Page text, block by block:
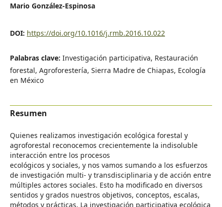
Mario González-Espinosa
DOI: https://doi.org/10.1016/j.rmb.2016.10.022
Palabras clave: Investigación participativa, Restauración
forestal, Agroforestería, Sierra Madre de Chiapas, Ecología
en México
Resumen
Quienes realizamos investigación ecológica forestal y
agroforestal reconocemos crecientemente la indisoluble
interacción entre los procesos
ecológicos y sociales, y nos vamos sumando a los esfuerzos
de investigación multi- y transdisciplinaria y de acción entre
múltiples actores sociales. Esto ha modificado en diversos
sentidos y grados nuestros objetivos, conceptos, escalas,
métodos y prácticas. La investigación participativa ecológica